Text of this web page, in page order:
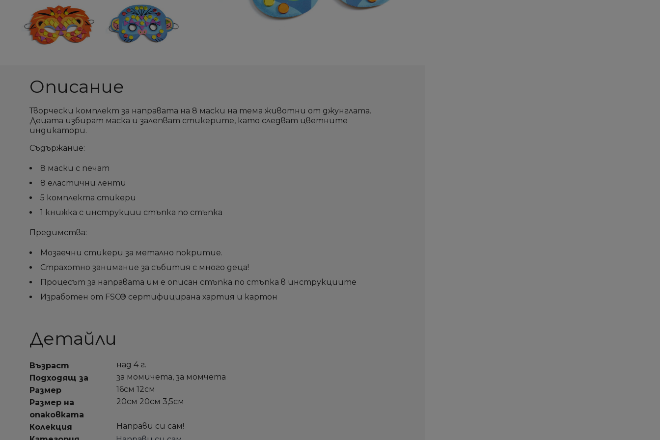
Описание
Творчески комплект за направата на 8 маски на тема животни от джунглата.
Децата избират маска и залепват стикерите, като следват цветните
индикатори.
Съдържание:
8 маски с печат
8 еластични ленти
5 комплекта стикери
1 книжка с инструкции стъпка по стъпка
Предимства:
Мозаечни стикери за метално покритие.
Страхотно занимание за събития с много деца!
Процесът за направата им е описан стъпка по стъпка в инструкциите
Изработен от FSC® сертифицирана хартия и картон
Детайли
Възраст
над 4 г.
Подходящ за
за момичета, за момчета
Размер
16см 12см
Размер на
опаковката
20см 20см 3,5см
Колекция
Направи си сам!